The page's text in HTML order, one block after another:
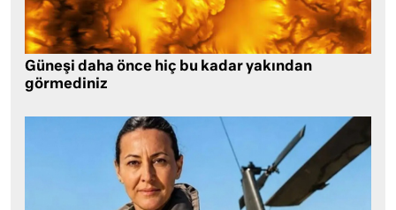
Güneşi daha önce hiç bu kadar yakından
görmediniz